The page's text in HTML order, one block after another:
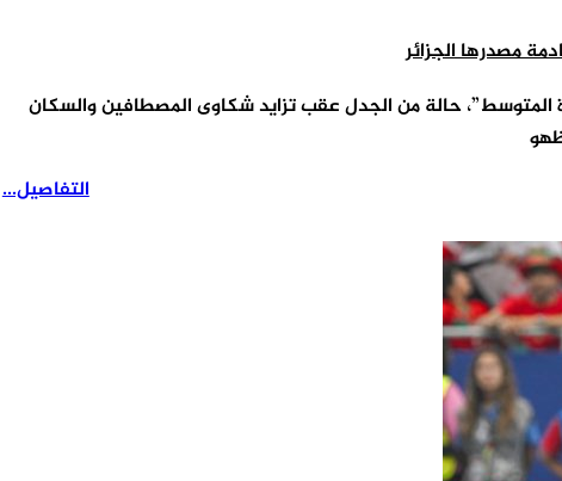
مصدرها الجزائر
حالة من الجدل عقب تزايد شكاوى المصطافين والسكان
التفاصيل...